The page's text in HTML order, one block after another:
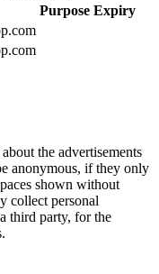
Purpose Expiry
the advertisements
anonymous, if they only
shown without
collect personal
third party, for the